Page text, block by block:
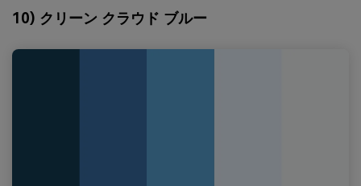
10) クリーン クラウド ブルー